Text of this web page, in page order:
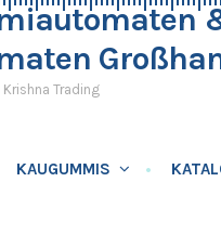
Krishna Trading
KAUGUMMIS